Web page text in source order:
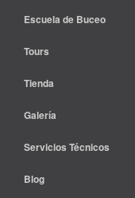
Escuela de Buceo
Tours
Tienda
Galería
Servicios Técnicos
Blog